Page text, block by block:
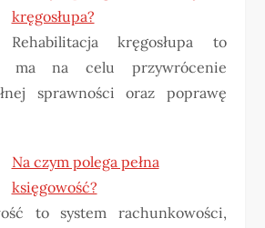
kręgosłupa?
Rehabilitacja kręgosłupa to
ma na celu przywrócenie
sprawności oraz poprawę
Na czym polega pełna
księgowość?
to system rachunkowości,